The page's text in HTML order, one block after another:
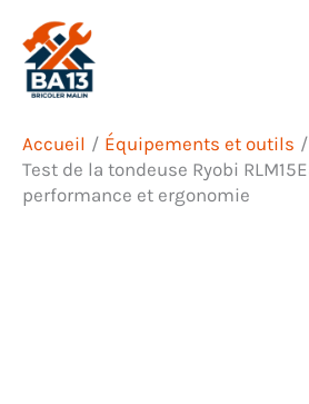
contenu
Accueil
Équipements et outils
Test de la tondeuse Ryobi
performance et ergonomie
Rechercher